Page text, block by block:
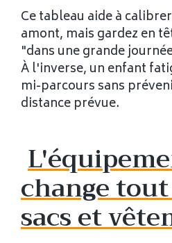
Ce tableau aide à
amont, mais gardez en
"dans une grande
À l'inverse, un enfant
mi-parcours sans
distance prévue.
change
sacs et